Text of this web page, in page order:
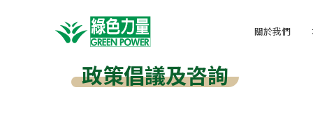
關於我們
政策倡議及咨詢